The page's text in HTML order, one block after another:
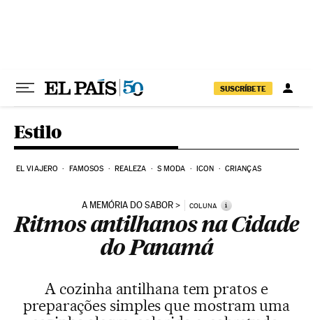
SUSCRÍBETE
Estilo
EL VIAJERO FAMOSOS REALEZA S MODA ICON CRIANÇAS
A MEMÓRIA DO SABOR COLUNA i
Ritmos antilhanos na Cidade
do Panamá
A cozinha antilhana tem pratos e
preparações simples que mostram uma